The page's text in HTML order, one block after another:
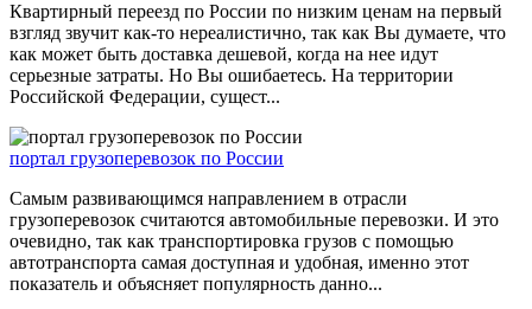
Квартирный переезд по России по низким ценам на первый
взгляд звучит как-то нереалистично, так как Вы думаете, что
как может быть доставка дешевой, когда на нее идут
серьезные затраты. Но Вы ошибаетесь. На территории
Российской Федерации, сущест...
портал грузоперевозок по России
Самым развивающимся направлением в отрасли
грузоперевозок считаются автомобильные перевозки. И это
очевидно, так как транспортировка грузов с помощью
автотранспорта самая доступная и удобная, именно этот
показатель и объясняет популярность данно...